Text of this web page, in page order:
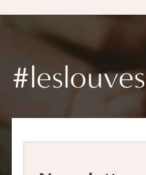
#leslouves